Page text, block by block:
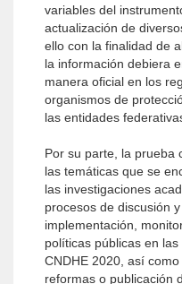
variables del
actualización de
ello con la finalidad de
la información debiera
manera oficial en los
organismos de
las entidades
Por su parte, la prueba
las temáticas que se
las investigaciones
procesos de discusión
implementación,
políticas públicas en
CNDHE 2020, así
reformas o publicación